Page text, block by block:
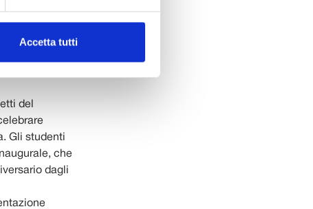
Accetta tutti
il Liceo
rombanti”,
del
Gli studenti
che
dagli